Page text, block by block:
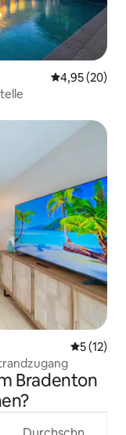
4,95 (20)
5 (12)
Bradenton